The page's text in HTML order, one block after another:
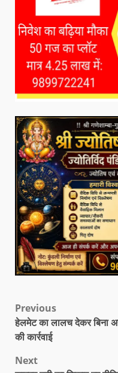
Previous
हेलमेट का लालच देकर बिना
की कार्रवाई
Next